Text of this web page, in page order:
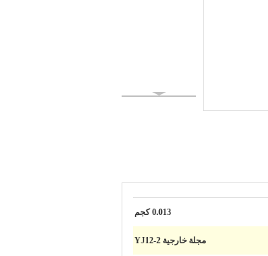
0.013 كجم
مجلة خارجية YJ12-2